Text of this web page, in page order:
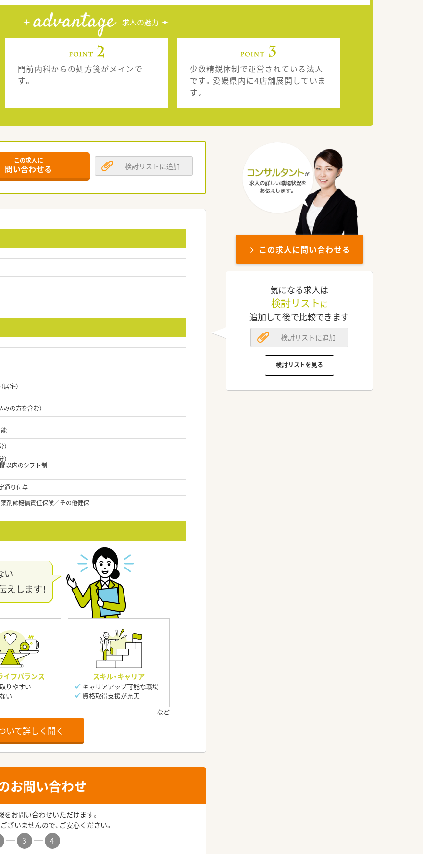
advantage 求人の魅力
門前内科からの処方箋がメインで
す。
少数精鋭体制で運営されている法人
です。愛媛県内に4店舗展開していま
す。
この求人に
問い合わせる 検討リストに追加
宅）
の方を含む）
以内のシフト制
通り付与
剤師賠償責任保険／その他健保
い
えします！
イフバランス
りやすい
い
スキル・キャリア
キャリアアップ可能な職場
資格取得支援が充実
いて詳しく聞く
お問い合わせ
お問い合わせいただけます。
ざいませんので、ご安心ください。
3 4
この求人に問い合わせる
気になる求人は
検討リスト に
追加して後で比較できます
検討リストに追加
検討リストを見る